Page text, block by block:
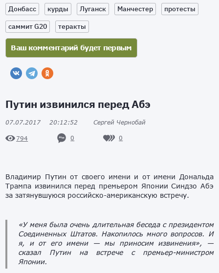
Донбасс
курды Луганск Манчестер
протесты
саммит G20
теракты
Путин извинился перед Абэ
07.07.2017 20:12:52 Сергей Чернобай
794 0 0
Владимир Путин от своего имени и от имени Дональда
Трампа извинился перед премьером Японии Синдзо Абэ
за затянувшуюся российско-американскую встречу.
«У меня была очень длительная беседа с президентом
Соединенных Штатов. Накопилось много вопросов. И
я, и от его имени — мы приносим извинения», —
сказал Путин на встрече с премьер-министром
Японии.